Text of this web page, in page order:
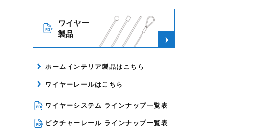
ワイヤー
製品
ホームインテリア製品はこちら
ワイヤーレールはこちら
ワイヤーシステム ラインナップ一覧表
ピクチャーレール ラインナップ一覧表